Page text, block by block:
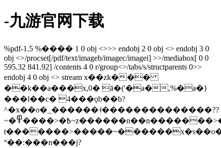
-九游官网下载
%pdf-1.5 %���� 1 0 obj <>>> endobj 2 0 obj <> endobj 3 0
obj <>/procset[/pdf/text/imageb/imagec/imagei] >>/mediabox[ 0 0
595.32 841.92] /contents 4 0 r/group<>/tabs/s/structparents 0>>
endobj 4 0 obj <> stream x��zk���
��k��a���x,0� ā�('�a�,%�a�}
���l��c� 4���ǫb��b?
^�x��o�_������˧��������������??
~�߿�<����߾~z������n��n�������>���
˟��:���n���j?